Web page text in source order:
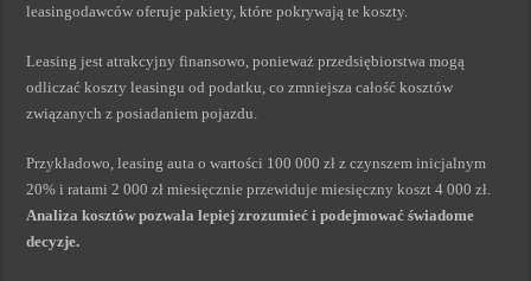
leasingodawców oferuje pakiety, które pokrywają te koszty.
Leasing jest atrakcyjny finansowo, ponieważ przedsiębiorstwa mogą
odliczać koszty leasingu od podatku, co zmniejsza całość kosztów
związanych z posiadaniem pojazdu.
Przykładowo, leasing auta o wartości 100 000 zł z czynszem inicjalnym
20% i ratami 2 000 zł miesięcznie przewiduje miesięczny koszt 4 000 zł.
Analiza kosztów pozwala lepiej zrozumieć i podejmować świadome
decyzje.